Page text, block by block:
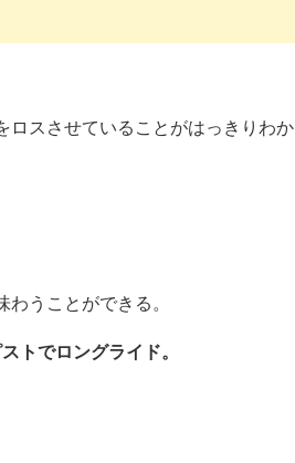
ロスさせていることがはっきりわか
うことができる。
トでロングライド。